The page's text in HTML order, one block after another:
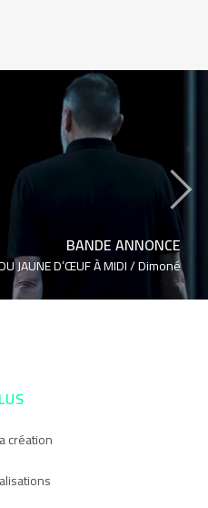
BANDE ANNONCE
JAUNE D’ŒUF À MIDI /Dimoné
›
création